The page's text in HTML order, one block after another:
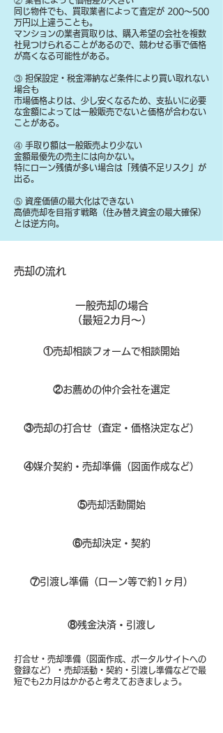
同じ物件でも、買取業者によって査定が 200〜500
万円以上違うことも。
マンションの業者買取りは、購入希望の会社を複数
社見つけられることがあるので、競わせる事で価格
が高くなる可能性がある。
③ 担保設定・税金滞納など条件により買い取れない
場合も
​市場価格よりは、少し安くなるため、支払いに必要
な金額によっては一般販売でないと価格が合わない
ことがある。
④ 手取り額は一般販売より少ない
金額最優先の売主には向かない。
特にローン残債が多い場合は「残債不足リスク」が
出る。
⑤ 資産価値の最大化はできない
高値売却を目指す戦略（住み替え資金の最大確保）
とは逆方向。
​売却の流れ
一般売却の場合
​（最短2カ月～）
①​売却相談フォームで相談開始
②お薦めの仲介会社を選定
③売却の打合せ（査定・価格決定など）
④媒介契約・売却準備（図面作成など）
⑤売却活動開始
⑥売却決定・契約
⑦引渡し準備（ローン等で約1ヶ月）
打合せ・売却準備（図面作成、ポータルサイトへの
登録など）・売却活動・契約・引渡し準備などで最
短でも2カ月はかかると考えておきましょう。
⑧​残金決済・引渡し